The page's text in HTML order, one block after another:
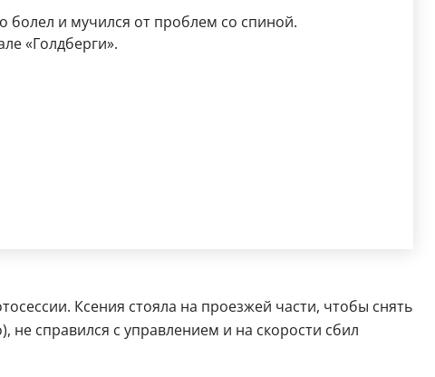
болел и мучился от проблем со спиной.
«Голдберги».
Ксения стояла на проезжей части, чтобы снять
справился с управлением и на скорости сбил